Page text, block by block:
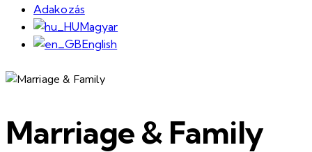
Adakozás
Magyar
English
Marriage & Family